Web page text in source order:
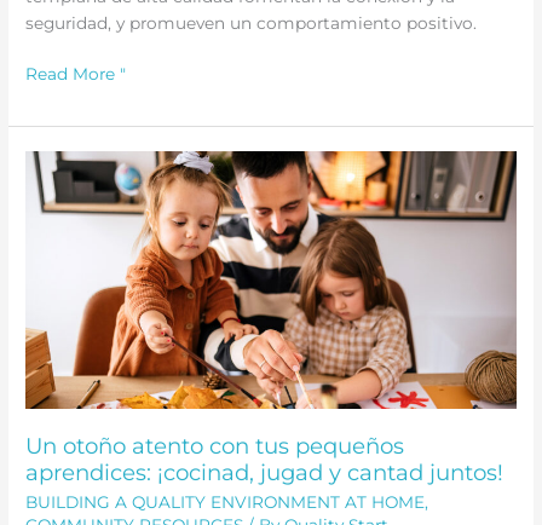
seguridad, y promueven un comportamiento positivo.
Prevención
maltrato
infantil
en
la
Quality
Start
SB
Read More "
Un otoño atento con tus pequeños
aprendices: ¡cocinad, jugad y cantad juntos!
BUILDING A QUALITY ENVIRONMENT AT HOME,